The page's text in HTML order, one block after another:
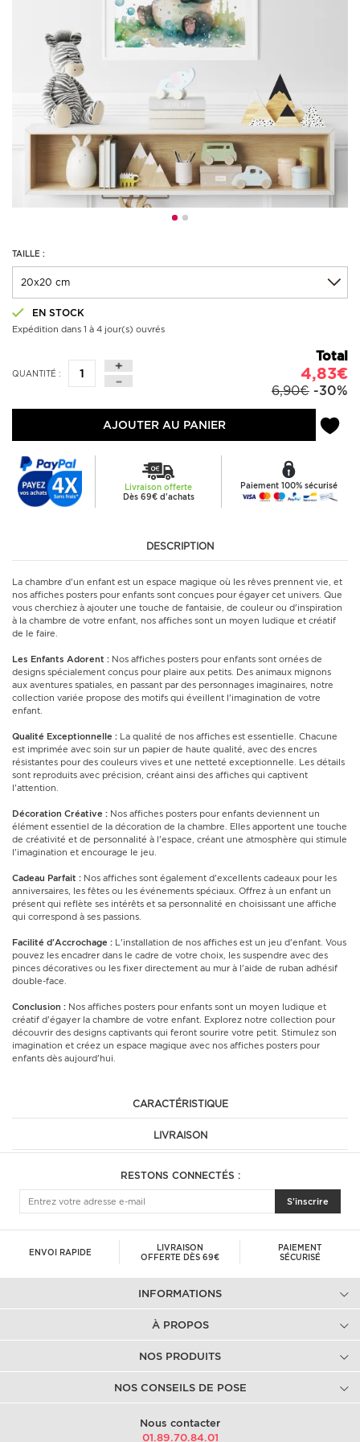
TAILLE :
EN STOCK
Expédition dans 1 à 4 jour(s) ouvrés
QUANTITÉ :
Total
4,83€
6,90€ -30%
AJOUTER AU PANIER
Livraison offerte
Dès 69€ d'achats
Paiement 100% sécurisé
DESCRIPTION
La chambre d'un enfant est un espace magique où les rêves prennent vie, et
nos affiches posters pour enfants sont conçues pour égayer cet univers. Que
vous cherchiez à ajouter une touche de fantaisie, de couleur ou d'inspiration
à la chambre de votre enfant, nos affiches sont un moyen ludique et créatif
de le faire.
Les Enfants Adorent : Nos affiches posters pour enfants sont ornées de
designs spécialement conçus pour plaire aux petits. Des animaux mignons
aux aventures spatiales, en passant par des personnages imaginaires, notre
collection variée propose des motifs qui éveillent l'imagination de votre
enfant.
Qualité Exceptionnelle : La qualité de nos affiches est essentielle. Chacune
est imprimée avec soin sur un papier de haute qualité, avec des encres
résistantes pour des couleurs vives et une netteté exceptionnelle. Les détails
sont reproduits avec précision, créant ainsi des affiches qui captivent
l'attention.
Décoration Créative : Nos affiches posters pour enfants deviennent un
élément essentiel de la décoration de la chambre. Elles apportent une touche
de créativité et de personnalité à l'espace, créant une atmosphère qui stimule
l'imagination et encourage le jeu.
Cadeau Parfait : Nos affiches sont également d'excellents cadeaux pour les
anniversaires, les fêtes ou les événements spéciaux. Offrez à un enfant un
présent qui reflète ses intérêts et sa personnalité en choisissant une affiche
qui correspond à ses passions.
Facilité d'Accrochage : L'installation de nos affiches est un jeu d'enfant. Vous
pouvez les encadrer dans le cadre de votre choix, les suspendre avec des
pinces décoratives ou les fixer directement au mur à l'aide de ruban adhésif
double-face.
Conclusion : Nos affiches posters pour enfants sont un moyen ludique et
créatif d'égayer la chambre de votre enfant. Explorez notre collection pour
découvrir des designs captivants qui feront sourire votre petit. Stimulez son
imagination et créez un espace magique avec nos affiches posters pour
enfants dès aujourd'hui.
CARACTÉRISTIQUE
LIVRAISON
RESTONS CONNECTÉS :
S'inscrire
ENVOI RAPIDE
LIVRAISON
OFFERTE DÈS 69€
PAIEMENT
SÉCURISÉ
INFORMATIONS
À PROPOS
NOS PRODUITS
NOS CONSEILS DE POSE
Nous contacter
01.89.70.84.01